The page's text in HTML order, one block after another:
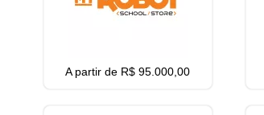
A partir de R$ 95.000,00